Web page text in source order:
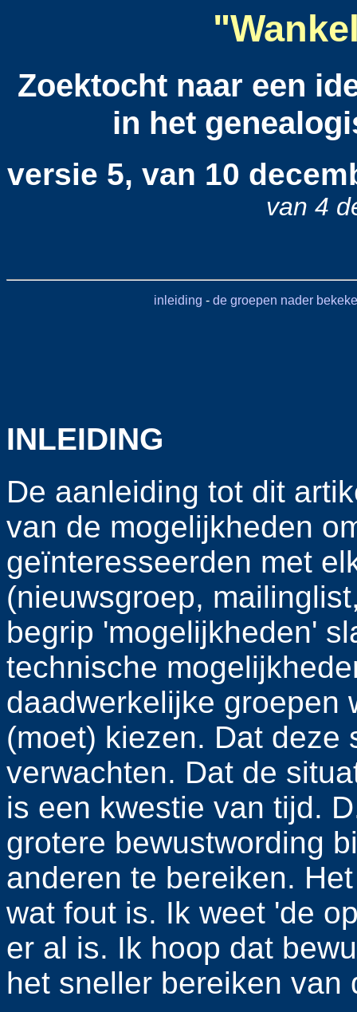
Zoektocht naar een
in het
versie 5, van 10
van 4
inleiding - de groepen nader
INLEIDING
De aanleiding tot dit
van de mogelijkheden
geïnteresseerden met
(nieuwsgroep,
begrip 'mogelijkheden'
technische
daadwerkelijke groepen
(moet) kiezen. Dat deze
verwachten. Dat de
is een kwestie van tijd.
grotere bewustwording
anderen te bereiken.
wat fout is. Ik weet 'de
er al is. Ik hoop dat
het sneller bereiken van